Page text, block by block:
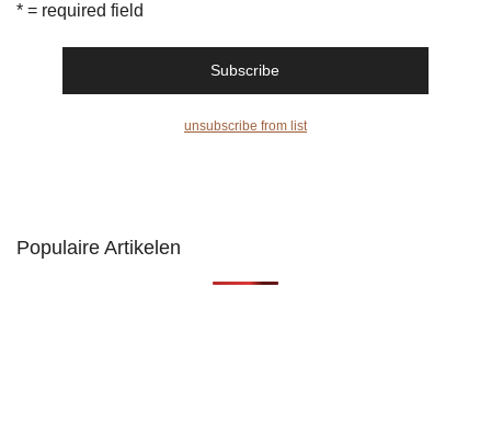
* = required field
unsubscribe from list
Populaire Artikelen